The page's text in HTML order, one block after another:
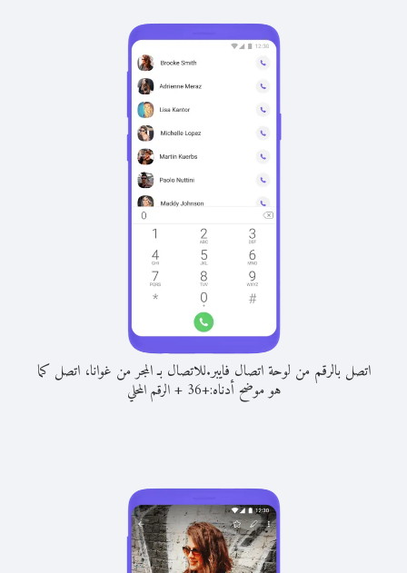
اتصل بالرقم من لوحة اتصال فايبر.للاتصال بـ المجر من غوانا، اتصل كما
هو موضح أدناه:+
36
+الرقم المحلي